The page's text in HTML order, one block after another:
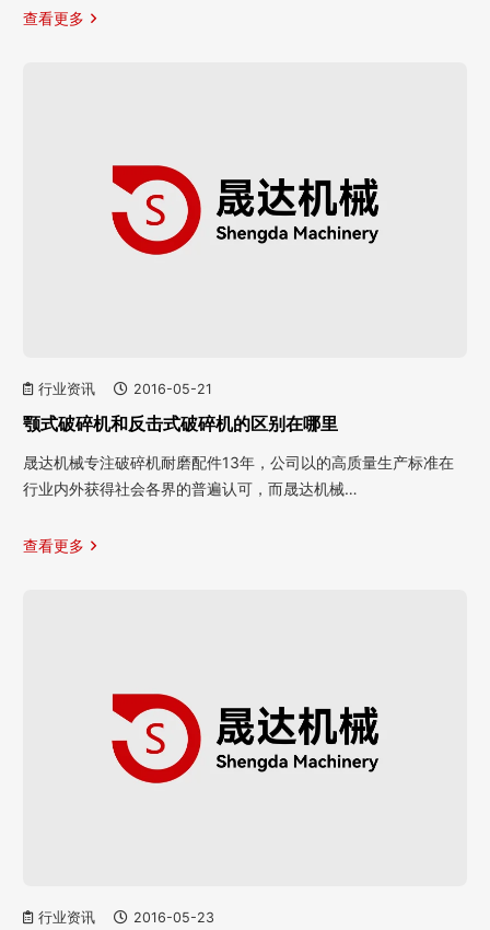
查看更多
行业资讯 2016-05-21
颚式破碎机和反击式破碎机的区别在哪里
晟达机械专注破碎机耐磨配件13年，公司以的高质量生产标准在
行业内外获得社会各界的普遍认可，而晟达机械…
查看更多
行业资讯 2016-05-23